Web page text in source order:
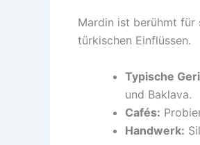
Mardin ist berühmt für
türkischen Einflüssen.
Typische
und Baklava.
Cafés:
Handwerk: